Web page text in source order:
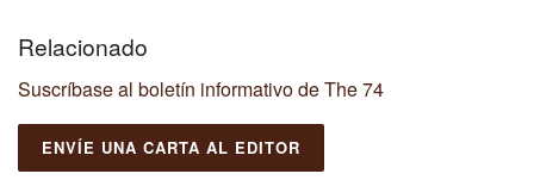
Relacionado
Suscríbase al boletín informativo de The 74
ENVÍE UNA CARTA AL EDITOR